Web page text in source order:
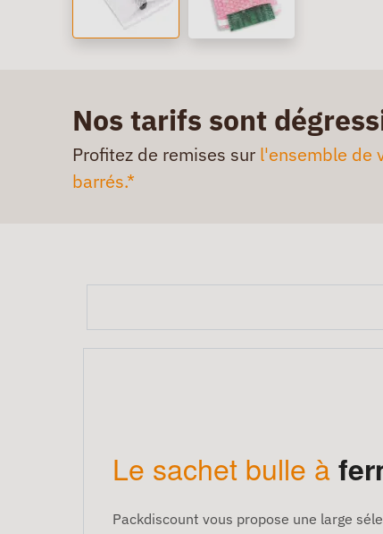
Nos tarifs sont
Profitez de remises sur l'ensemble de
barrés.*
Le sachet bulle à
Packdiscount vous propose une large